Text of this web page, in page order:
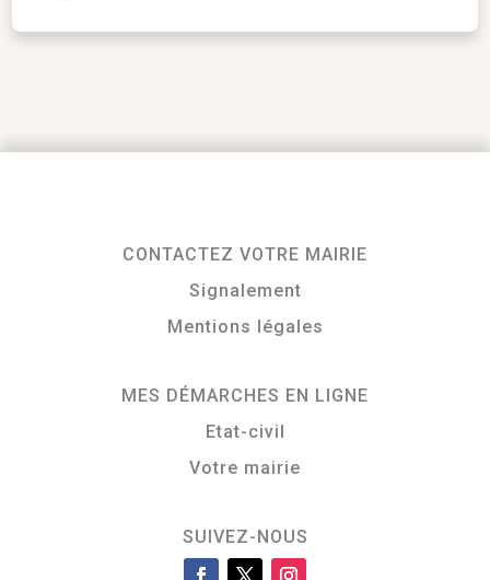
CONTACTEZ VOTRE MAIRIE
Signalement
Mentions légales
MES DÉMARCHES EN LIGNE
Etat-civil
Votre mairie
SUIVEZ-NOUS